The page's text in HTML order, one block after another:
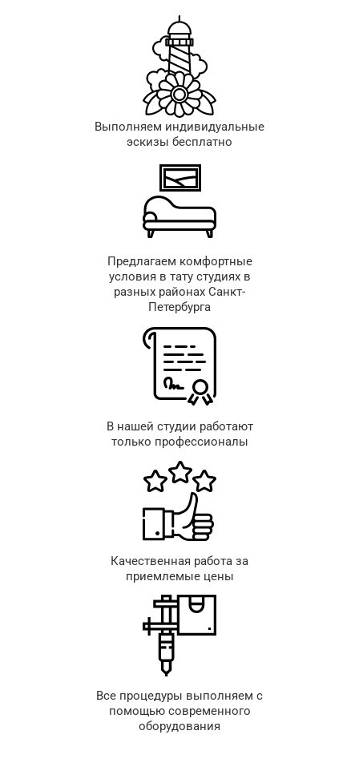
Выполняем индивидуальные
эскизы бесплатно
Предлагаем комфортные
условия в тату студиях в
разных районах Санкт-
Петербурга
В нашей студии работают
только профессионалы
Качественная работа за
приемлемые цены
Все процедуры выполняем с
помощью современного
оборудования